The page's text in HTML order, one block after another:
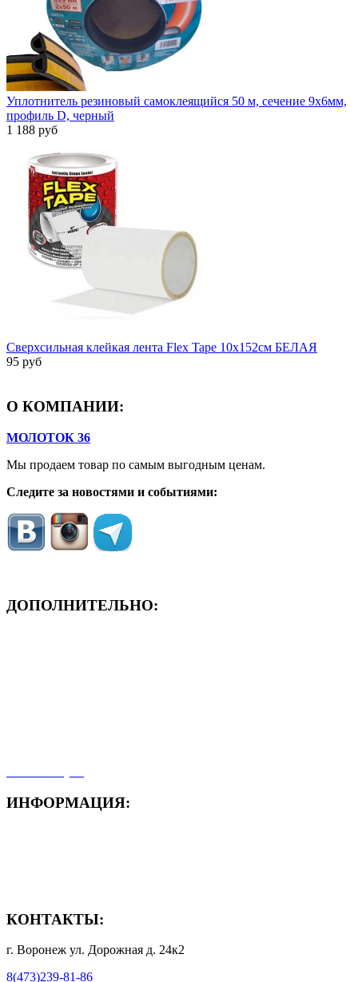
Уплотнитель резиновый самоклеящийся 50 м, сечение 9х6мм,
профиль D, черный
1 188 руб
Сверхсильная клейкая лента Flex Tape 10х152см БЕЛАЯ
95 руб
О КОМПАНИИ:
МОЛОТОК 36
Мы продаем товар по самым выгодным ценам.
Следите за новостями и событиями:
ДОПОЛНИТЕЛЬНО:
ИНФОРМАЦИЯ:
КОНТАКТЫ:
г. Воронеж ул. Дорожная д. 24к2
8(473)239-81-86